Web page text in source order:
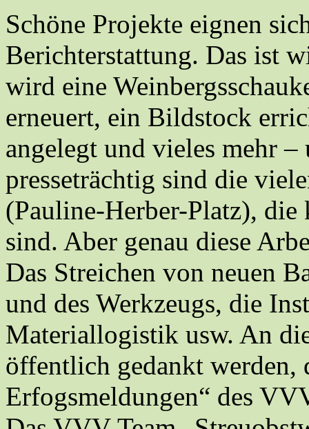
Schöne Projekte eignen
Berichterstattung. Das ist
wird eine
erneuert, ein Bildstock
angelegt und vieles mehr –
presseträchtig sind die
(Pauline-Herber-Platz),
sind. Aber genau diese
Das Streichen von neuen
und des Werkzeugs, die
Materiallogistik usw. An
öffentlich gedankt werden,
Erfogsmeldungen“ des